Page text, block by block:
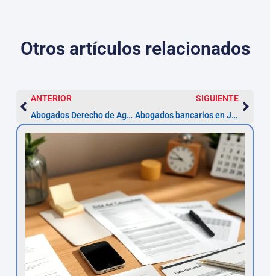
Otros artículos relacionados
ANTERIOR
Abogados Derecho de Aguas en Jerez — concesiones en 3 meses
SIGUIENTE
Abogados bancarios en Jerez: reclama cláusulas y gastos (plazo 5 años)